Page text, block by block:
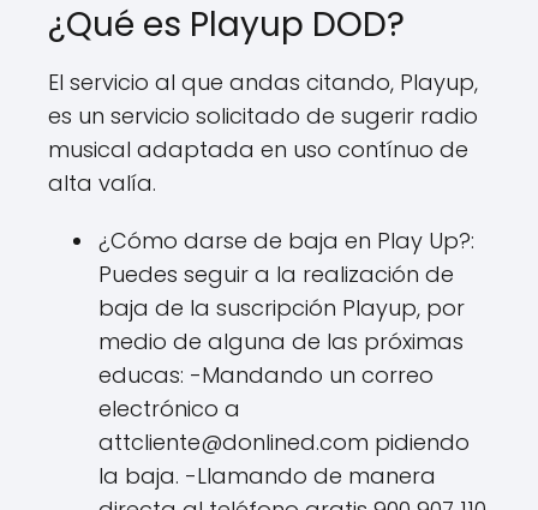
¿Qué es Playup DOD?
El servicio al que andas citando, Playup,
es un servicio solicitado de sugerir radio
musical adaptada en uso contínuo de
alta valía.
¿Cómo darse de baja en Play Up?:
Puedes seguir a la realización de
baja de la suscripción Playup, por
medio de alguna de las próximas
educas: -Mandando un correo
electrónico a
attcliente@donlined.com pidiendo
la baja. -Llamando de manera